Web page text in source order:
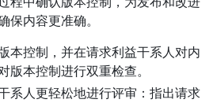
保内容更准确。
本控制，并在请求利益干系人对内
版本控制进行双重检查。
系人更轻松地进行评审：指出请求